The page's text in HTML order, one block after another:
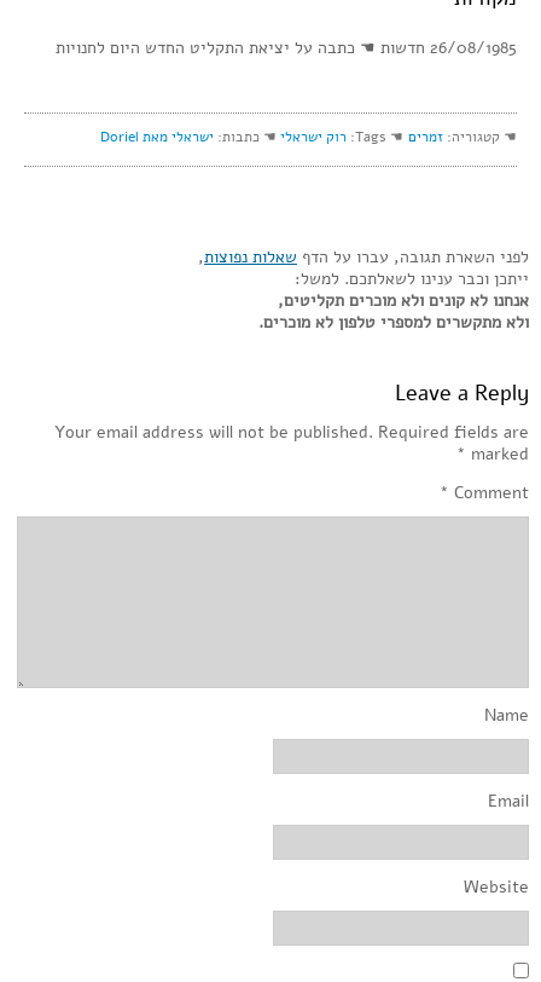
26/08/1985 חדשות ☚ כתבה על יציאת התקליט החדש היום לחנויות
☚ קטגוריה: זמרים ☚ Tags: רוק ישראלי ☚ כתבות: ישראלי מאת Doriel
לפני השארת תגובה, עברו על הדף שאלות נפוצות,
ייתכן וכבר ענינו לשאלתכם. למשל:
אנחנו לא קונים ולא מוכרים תקליטים,
ולא מתקשרים למספרי טלפון לא מוכרים.
Leave a Reply
Your email address will not be published. Required fields are
marked
*
Comment
*
Name
Email
Website